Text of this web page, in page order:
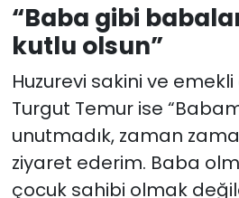
“Baba gibi
kutlu olsun”
Huzurevi sakini ve
Turgut Temur ise
unutmadık, zaman
ziyaret ederim. Baba
çocuk sahibi olmak